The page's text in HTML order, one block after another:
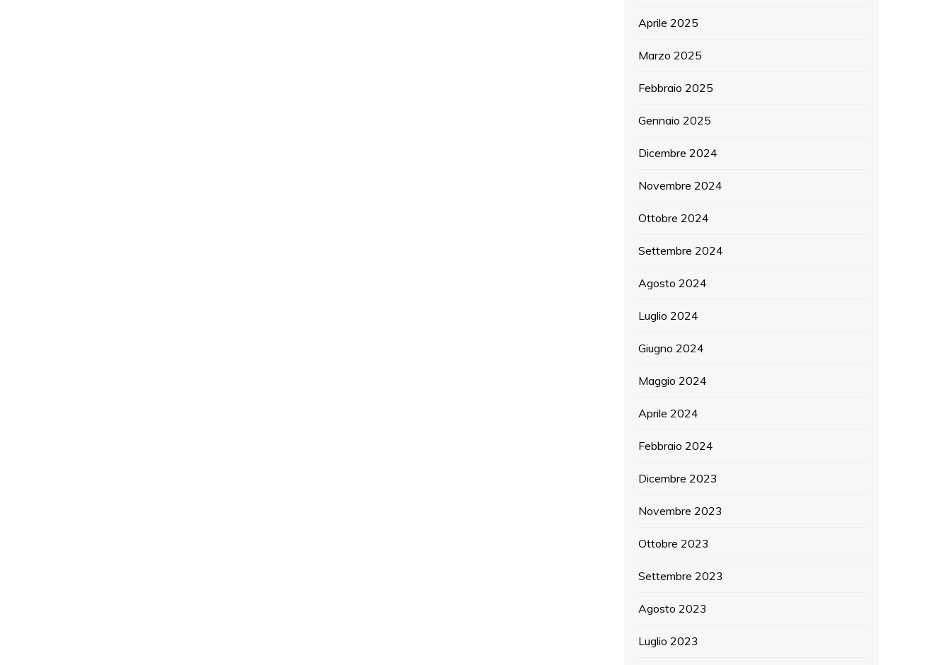
Aprile 2025
Marzo 2025
Febbraio 2025
Gennaio 2025
Dicembre 2024
Novembre 2024
Ottobre 2024
Settembre 2024
Agosto 2024
Luglio 2024
Giugno 2024
Maggio 2024
Aprile 2024
Febbraio 2024
Dicembre 2023
Novembre 2023
Ottobre 2023
Settembre 2023
Agosto 2023
Luglio 2023